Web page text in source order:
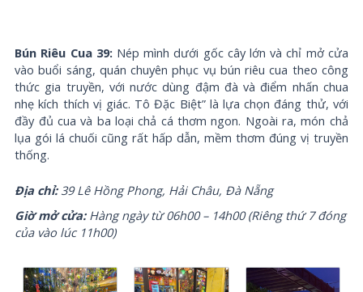
Bún Riêu Cua 39:Nép mình dưới gốc cây lớn và chỉ mở cửa
vào buổi sáng, quán chuyên phục vụ bún riêu cua theo công
thức gia truyền, với nước dùng đậm đà và điểm nhấn chua
nhẹ kích thích vị giác. Tô Đặc Biệt” là lựa chọn đáng thử, với
đầy đủ cua và ba loại chả cá thơm ngon. Ngoài ra, món chả
lụa gói lá chuối cũng rất hấp dẫn, mềm thơm đúng vị truyền
thống.
Địa chỉ:39 Lê Hồng Phong, Hải Châu, Đà Nẵng
Giờ mở cửa:Hàng ngày từ 06h00 – 14h00 (Riêng thứ 7 đóng
của vào lúc 11h00)